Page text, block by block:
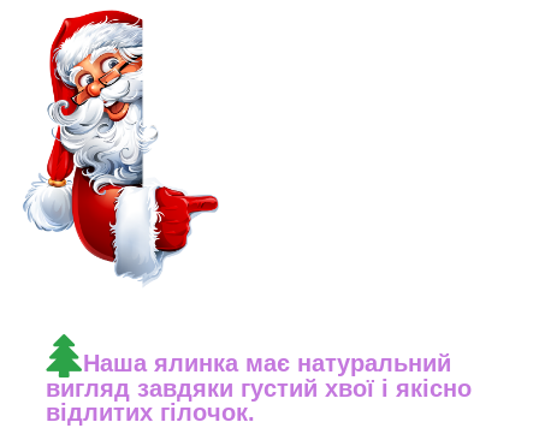
Наша ялинка має натуральний
вигляд завдяки густий хвої і якісно
відлитих гілочок.